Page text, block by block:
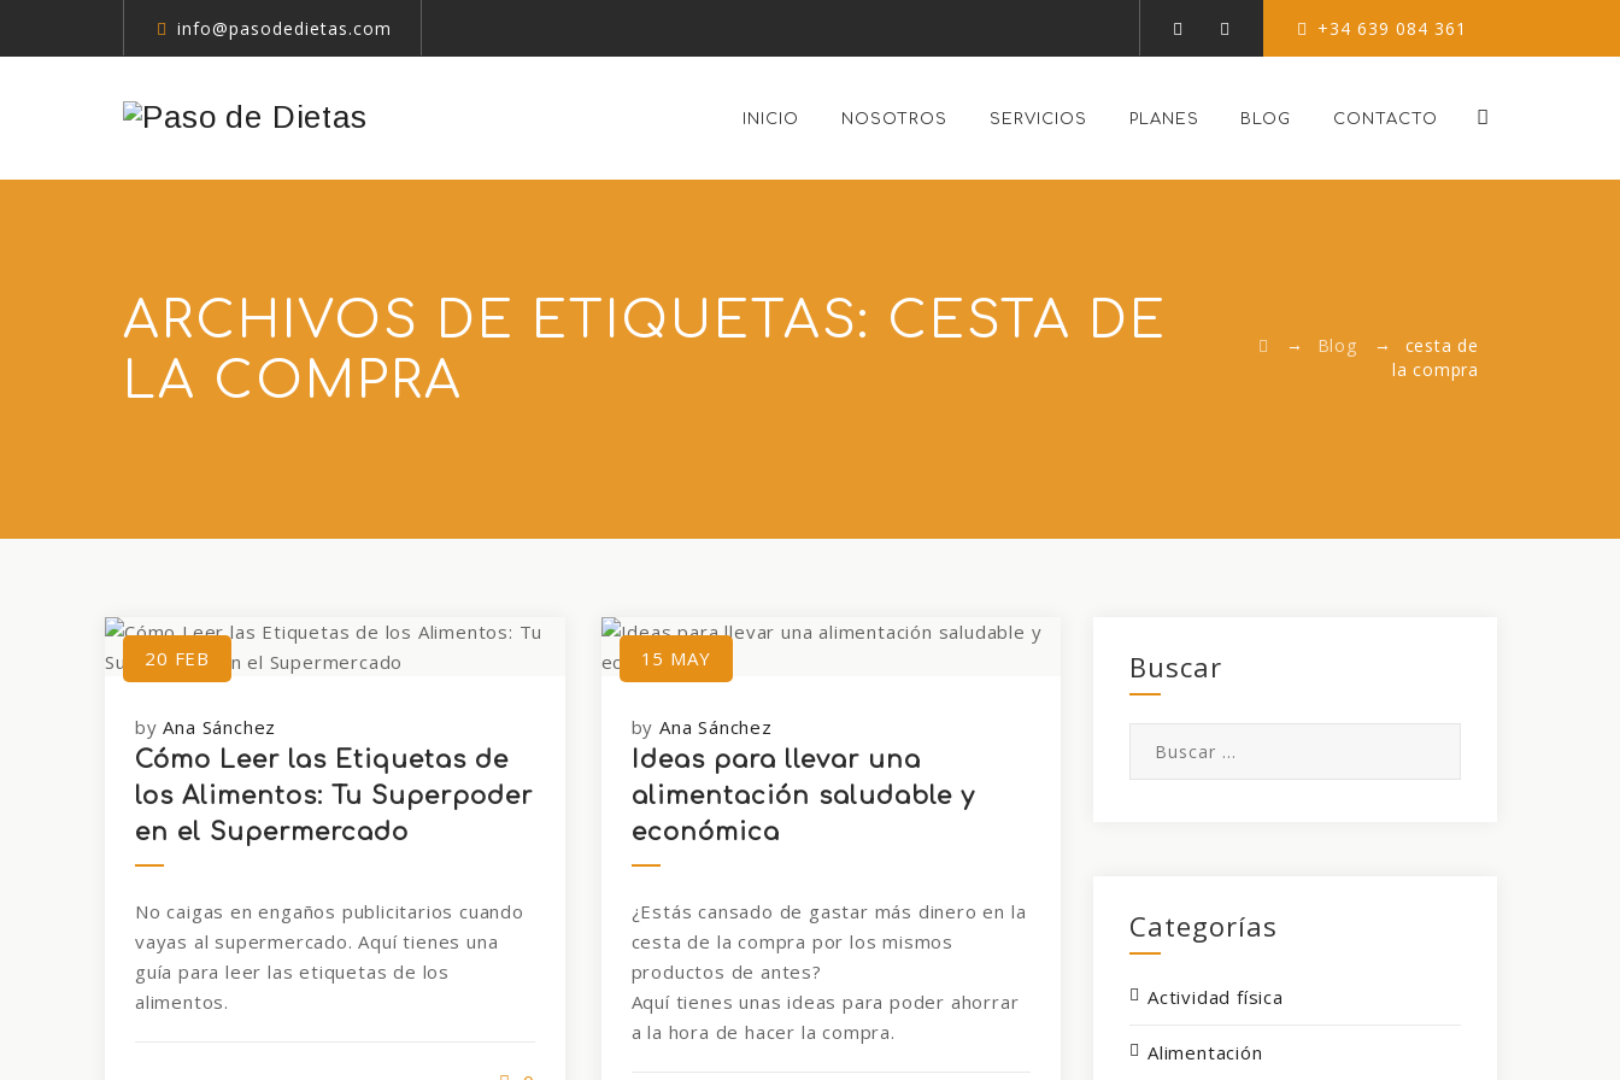
info@pasodedietas.com +34 639 084 361
INICIO NOSOTROS SERVICIOS PLANES BLOG CONTACTO
ARCHIVOS DE ETIQUETAS: CESTA DE
LA COMPRA
→ Blog → cesta de
la compra
20 FEB
byAna Sánchez
Cómo Leer las Etiquetas de
los Alimentos: Tu Superpoder
en el Supermercado
No caigas en engaños publicitarios cuando
vayas al supermercado. Aquí tienes una
guía para leer las etiquetas de los
alimentos.
15 MAY
byAna Sánchez
Ideas para llevar una
alimentación saludable y
económica
¿Estás cansado de gastar más dinero en la
cesta de la compra por los mismos
productos de antes?
Aquí tienes unas ideas para poder ahorrar
a la hora de hacer la compra.
Buscar
Categorías
Actividad física
Alimentación